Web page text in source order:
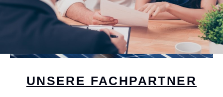
UNSERE FACHPARTNER